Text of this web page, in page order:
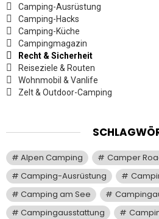
Camping-Ausrüstung
Camping-Hacks
Camping-Küche
Campingmagazin
Recht & Sicherheit
Reiseziele & Routen
Wohnmobil & Vanlife
Zelt & Outdoor-Camping
Alpen Camping
Camper
Camping-Ausrüstung
Camping am See
Campingausstattung